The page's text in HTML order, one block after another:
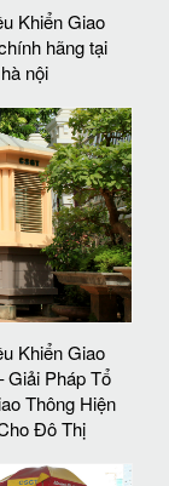
Khiển Giao
hãng tại
hà nội
Khiển Giao
Giải Pháp Tổ
Thông Hiện
Đô Thị